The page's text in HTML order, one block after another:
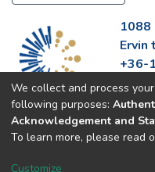
1088
Ervin
+36-
We collect and process
following purposes:
Acknowledgement and
To learn more, please read
Customize